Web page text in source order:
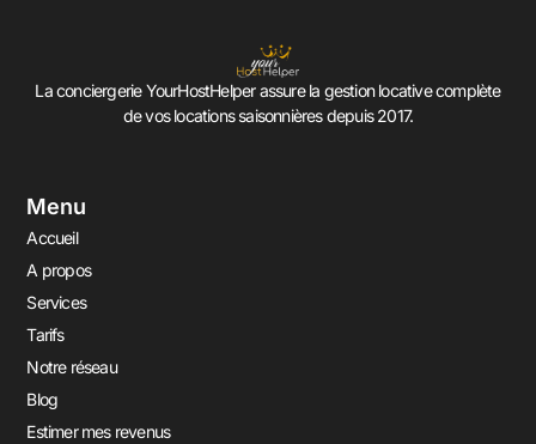
La conciergerie YourHostHelper assure la gestion locative complète
de vos locations saisonnières depuis 2017.
Menu
Accueil
A propos
Services
Tarifs
Notre réseau
Blog
Estimer mes revenus